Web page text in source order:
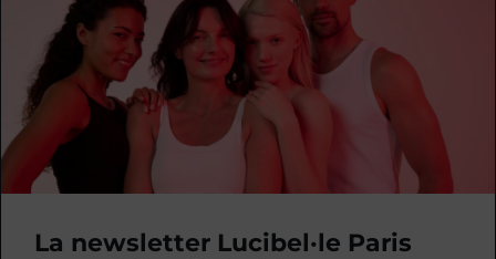
La newsletter Lucibel·le Paris